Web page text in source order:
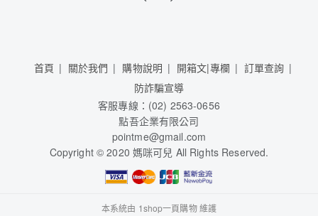
首頁 關於我們 購物說明 開箱文|專欄
訂單查詢
防詐騙宣導
客服專線：(02) 2563-0656
點吾企業有限公司
pointme@gmail.com
Copyright © 2020 媽咪可兒 All Rights Reserved.
本系統由 1shop一頁購物維護